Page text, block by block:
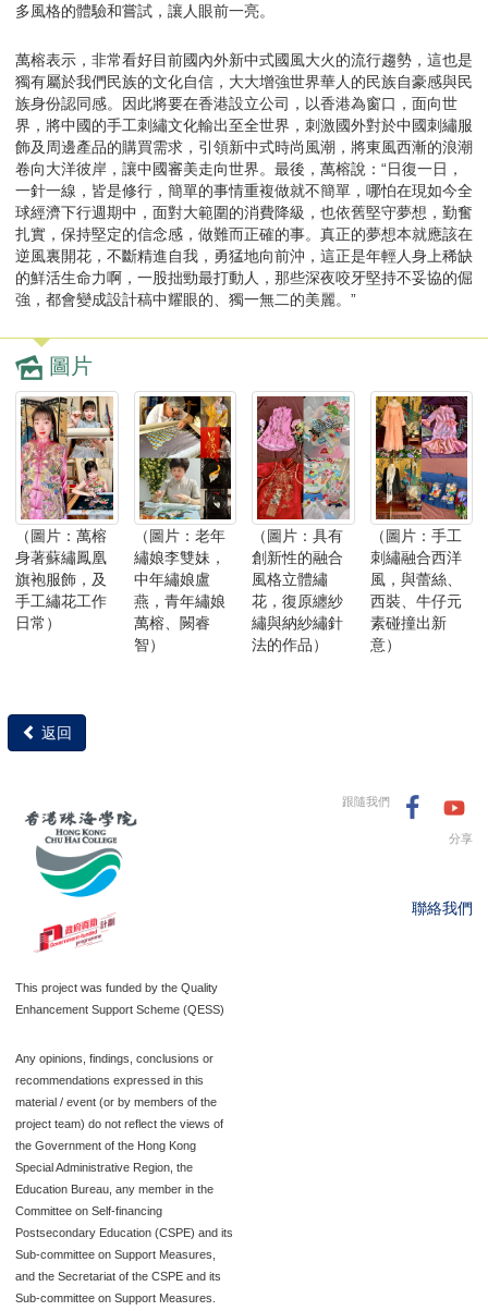
多風格的體驗和嘗試，讓人眼前一亮。
萬榕表示，非常看好目前國內外新中式國風大火的流行趨勢，這也是
獨有屬於我們民族的文化自信，大大增強世界華人的民族自豪感與民
族身份認同感。因此將要在香港設立公司，以香港為窗口，面向世
界，將中國的手工刺繡文化輸出至全世界，刺激國外對於中國刺繡服
飾及周邊產品的購買需求，引領新中式時尚風潮，將東風西漸的浪潮
卷向大洋彼岸，讓中國審美走向世界。最後，萬榕說：“日復一日，
一針一線，皆是修行，簡單的事情重複做就不簡單，哪怕在現如今全
球經濟下行週期中，面對大範圍的消費降級，也依舊堅守夢想，勤奮
扎實，保持堅定的信念感，做難而正確的事。真正的夢想本就應該在
逆風裏開花，不斷精進自我，勇猛地向前沖，這正是年輕人身上稀缺
的鮮活生命力啊，一股拙勁最打動人，那些深夜咬牙堅持不妥協的倔
強，都會變成設計稿中耀眼的、獨一無二的美麗。”
圖片
（圖片：萬榕
身著蘇繡鳳凰
旗袍服飾，及
手工繡花工作
日常）
（圖片：老年
繡娘李雙妹，
中年繡娘盧
燕，青年繡娘
萬榕、闕睿
智）
（圖片：具有
創新性的融合
風格立體繡
花，復原纏紗
繡與納紗繡針
法的作品）
（圖片：手工
刺繡融合西洋
風，與蕾絲、
西裝、牛仔元
素碰撞出新
意）
返回
This project was funded by the Quality
Enhancement Support Scheme (QESS)
Any opinions, findings, conclusions or
recommendations expressed in this
material / event (or by members of the
project team) do not reflect the views of
the Government of the Hong Kong
Special Administrative Region, the
Education Bureau, any member in the
Committee on Self-financing
Postsecondary Education (CSPE) and its
Sub-committee on Support Measures,
and the Secretariat of the CSPE and its
Sub-committee on Support Measures.
跟隨我們
分享
聯絡我們